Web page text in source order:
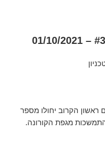
ראשון הקרוב יחולו מספר
מגפת הקורונה.